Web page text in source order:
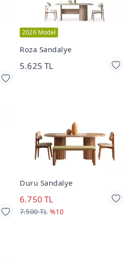
2026 Model
Roza Sandalye
5.625 TL
Duru Sandalye
6.750 TL
7.500 TL %10